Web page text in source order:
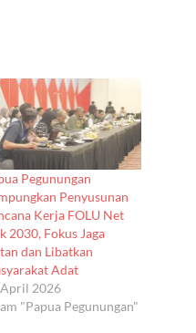
Pegunungan
Penyusunan
Kerja FOLU Net
2030, Fokus Jaga
dan Libatkan
Adat
2026
"Papua Pegunungan"